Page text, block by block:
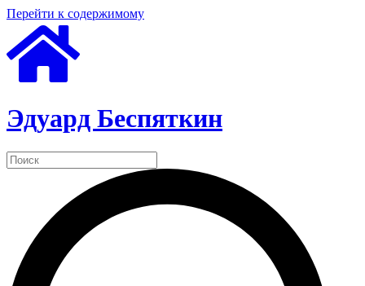
Перейти к содержимому
Эдуард Беспяткин